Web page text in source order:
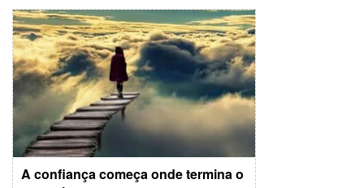
A confiança começa onde termina o